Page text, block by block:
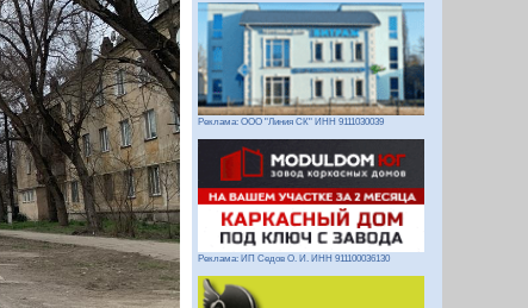
Следующий
Реклама: ООО "Линия СК" ИНН 9111030039
Реклама: ИП Седов О. И. ИНН 911100036130